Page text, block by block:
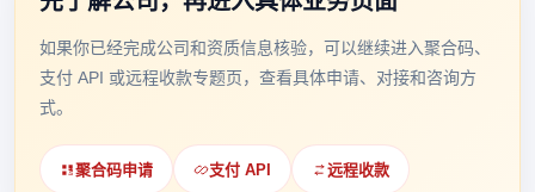
如果你已经完成公司和资质信息核验，可以继续进入聚合码、
支付 API 或远程收款专题页，查看具体申请、对接和咨询方
式。
聚合码申请 支付 API 远程收款